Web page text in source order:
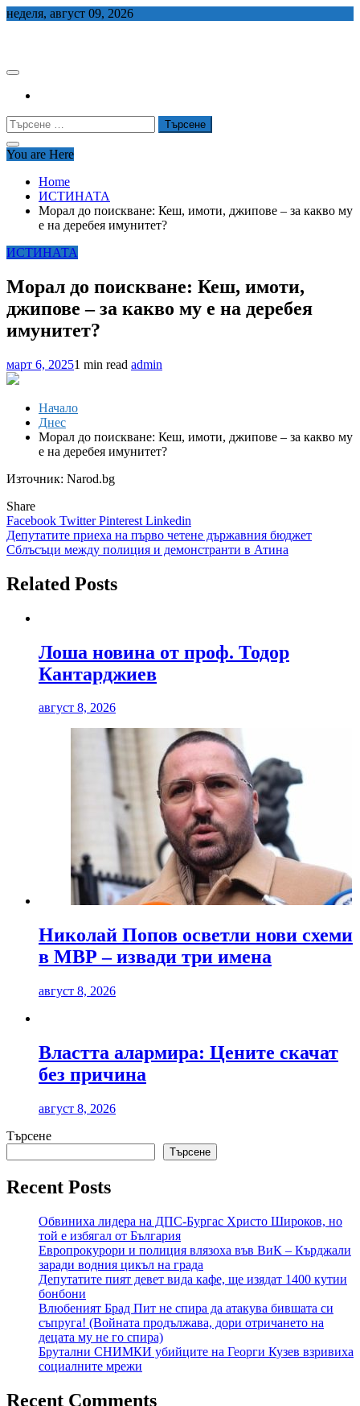
Skip
неделя, август 09, 2026
Търсене
за:
You are Here
Home
ИСТИНАТА
Морал до поискване: Кеш, имоти, джипове – за какво му
е на деребея имунитет?
ИСТИНАТА
Морал до поискване: Кеш, имоти,
джипове – за какво му е на деребея
имунитет?
март 6, 20251 min read admin
Начало
Днес
Морал до поискване: Кеш, имоти, джипове – за какво му
е на деребея имунитет?
Източник: Narod.bg
Share
Facebook TwitterPinterest Linkedin
Навигация
Депутатите приеха на първо четене държавния бюджет
Сблъсъци между полиция и демонстранти в Атина
Related Posts
Лоша новина от проф. Тодор
Кантарджиев
август 8, 2026
Николай Попов осветли нови схеми
в МВР – извади три имена
август 8, 2026
Властта алармира: Цените скачат
без причина
август 8, 2026
Търсене
Търсене
Recent Posts
Обвиниха лидера на ДПС-Бургас Христо Широков, но
той е избягал от България
Европрокурори и полиция влязоха във ВиК – Кърджали
заради водния цикъл на града
Депутатите пият девет вида кафе, ще изядат 1400 кутии
бонбони
Влюбеният Брад Пит не спира да атакува бившата си
съпруга! (Войната продължава, дори отричането на
децата му не го спира)
Брутални СНИМКИ убийците на Георги Кузев взривиха
социалните мрежи
Recent Comments